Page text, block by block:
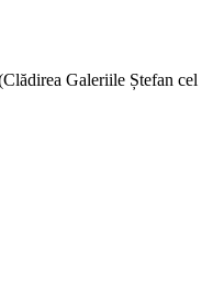
Galeriile Ștefan cel